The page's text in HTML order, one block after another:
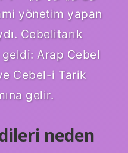
yönetim yapan
Cebelitarık
Arap Cebel
Cebel-i Tarik
gelir.
neden